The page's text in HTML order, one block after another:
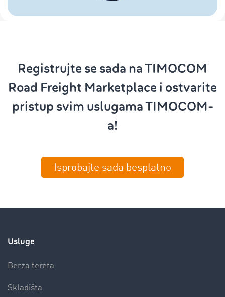
Registrujte se sada na TIMOCOM
Road Freight Marketplace i ostvarite
pristup svim uslugama TIMOCOM-
a!
Isprobajte sada besplatno
Usluge
Berza tereta
Skladišta